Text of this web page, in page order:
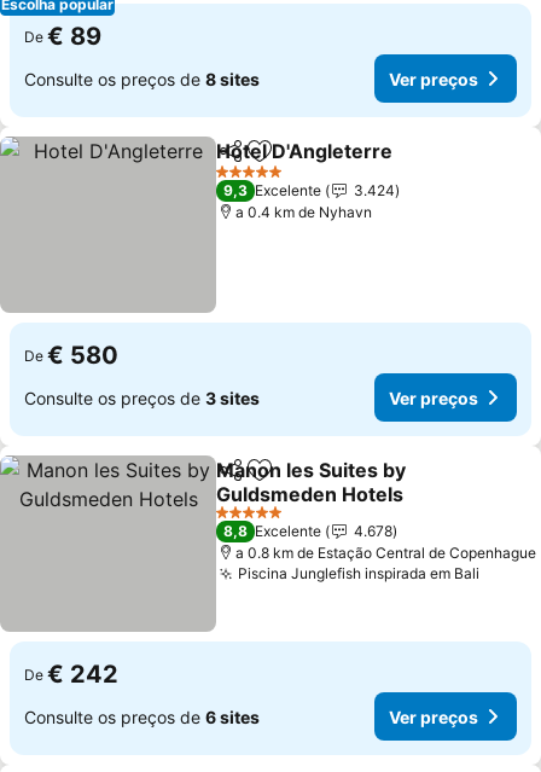
Escolha popular
De € 89
Consulte os preços de 8 sites Ver preços
PartilharAdicionar aos favoritos
Hotel D'Angleterre
5 Estrelas
9,3 Excelente
3.424
a 0.4 km de Nyhavn
De € 580
Consulte os preços de 3 sites Ver preços
PartilharAdicionar aos favoritos
Manon les Suites by
Guldsmeden Hotels
5 Estrelas
8,8 Excelente
4.678
a 0.8 km de Estação Central de Copenhague
Piscina Junglefish inspirada em Bali
De € 242
Consulte os preços de 6 sites Ver preços